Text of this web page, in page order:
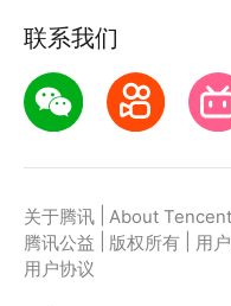
每份合同附带全流程完
举证，确保合同签署
联系我们
关于腾讯 About Tencent
腾讯公益
版权所有 用
用户协议